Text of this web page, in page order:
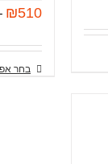
₪510
בחר